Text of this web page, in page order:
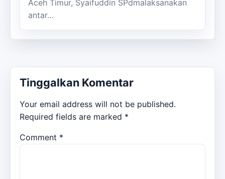
Aceh Timur, Syaifuddin SPdmalaksanakan
antar…
Tinggalkan Komentar
Your email address will not be published.
Required fields are marked *
Comment *